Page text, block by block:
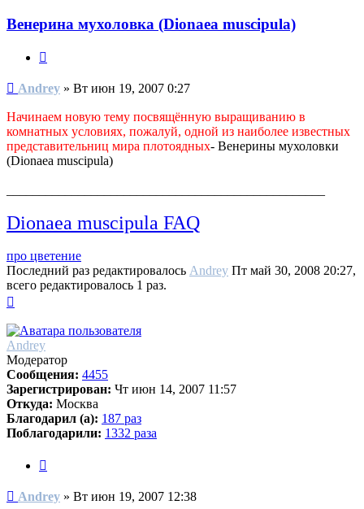
Венерина мухоловка (Dionaea muscipula)
Сообщение
Andrey » Вт июн 19, 2007 0:27
Начинаем новую тему посвящённую выращиванию в
комнатных условиях, пожалуй, одной из наиболее известных
представительниц мира плотоядных- Венерины мухоловки
(Dionaea muscipula)
Dionaea muscipula FAQ
про цветение
Последний раз редактировалось Andrey Пт май 30, 2008 20:27,
всего редактировалось 1 раз.
началу
Andrey
Модератор
Сообщения: 4455
Зарегистрирован: Чт июн 14, 2007 11:57
Откуда: Москва
Благодарил (а): 187 раз
Поблагодарили: 1332 раза
Сообщение
Andrey » Вт июн 19, 2007 12:38